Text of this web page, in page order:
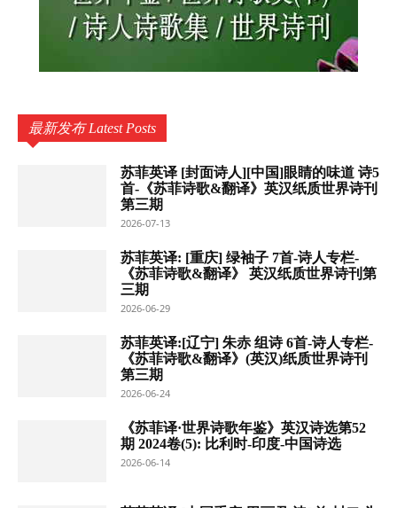
最新发布 Latest Posts
苏菲英译 [封面诗人][中国]眼睛的味道 诗5
首-《苏菲诗歌&翻译》英汉纸质世界诗刊
第三期
2026-07-13
苏菲英译: [重庆] 绿袖子 7首-诗人专栏-
《苏菲诗歌&翻译》 英汉纸质世界诗刊第
三期
2026-06-29
苏菲英译:[辽宁] 朱赤 组诗 6首-诗人专栏-
《苏菲诗歌&翻译》(英汉)纸质世界诗刊
第三期
2026-06-24
《苏菲译·世界诗歌年鉴》英汉诗选第52
期 2024卷(5): 比利时-印度-中国诗选
2026-06-14